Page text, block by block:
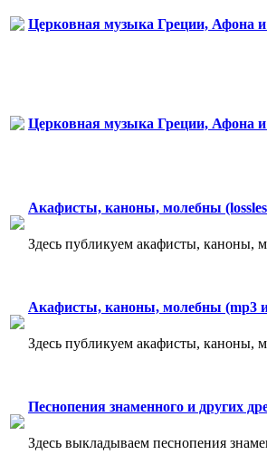
Церковная музыка Греции, Афона и
Церковная музыка Греции, Афона
Акафисты, каноны, молебны
Здесь публикуем акафисты, каноны,
Акафисты, каноны, молебны (mp3
Здесь публикуем акафисты, каноны,
Песнопения знаменного и других
Здесь выкладываем песнопения